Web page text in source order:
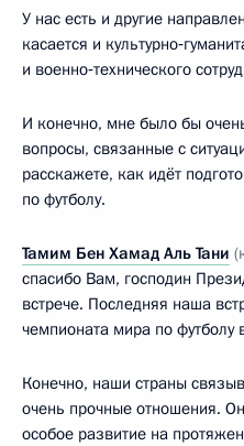
У нас есть и другие
касается и
и военно‑технического
И конечно, мне было бы
вопросы, связанные с
расскажете, как идёт
по футболу.
Тамим Бен Хамад Аль Тани
спасибо Вам, господин
встрече. Последняя наша
чемпионата мира по футболу
Конечно, наши страны
очень прочные отношения.
особое развитие на